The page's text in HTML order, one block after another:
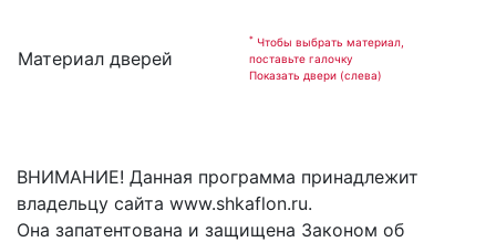
Материал дверей
* Чтобы выбрать материал,
поставьте галочку
Показать двери (слева)
ВНИМАНИЕ! Данная программа принадлежит
владельцу сайта www.shkaflon.ru.
Она запатентована и защищена Законом об